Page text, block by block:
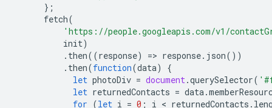
};
fetch(
'https://people.googleapis.com/v1/
init)
. then((response) => response. json())
. then(function(data)
{
let photoDiv = document.querySelector(
let returnedContacts = data.
for (let i = 0 ; i < returnedContacts .